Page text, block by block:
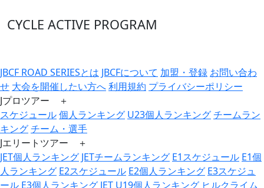
CYCLE ACTIVE PROGRAM
JBCF ROAD SERIESとは JBCFについて 加盟・登録 お問い合わ
せ 大会を開催したい方へ利用規約 プライバシーポリシー
Jプロツアー ＋
スケジュール個人ランキング U23個人ランキングチームラン
キングチーム・選手
Jエリートツアー ＋
JET個人ランキング JETチームランキング E1スケジュール E1個
人ランキング E2スケジュール E2個人ランキング E3スケジュ
ール E3個人ランキング JET U19個人ランキング ヒルクライム